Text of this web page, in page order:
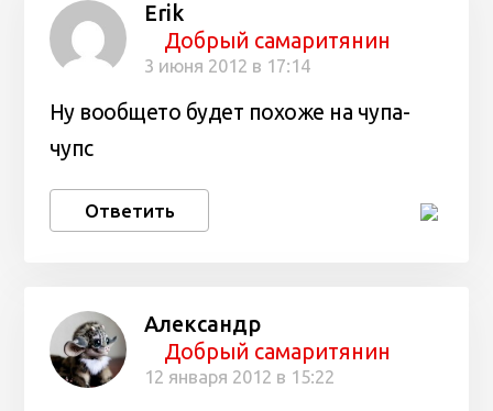
Erik
Добрый самаритянин
3 июня 2012 в 17:14
Ну вообщето будет похоже на чупа-
чупс
Ответить
Александр
Добрый самаритянин
12 января 2012 в 15:22